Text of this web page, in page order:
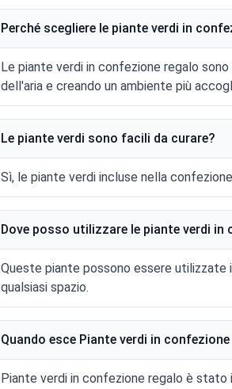
Perché scegliere le piante verdi in
Le piante verdi in confezione regalo
dell'aria e creando un ambiente più
Le piante verdi sono facili da curare?
Sì, le piante verdi incluse nella
Dove posso utilizzare le piante verdi in
Queste piante possono essere utilizzate
qualsiasi spazio.
Quando esce Piante verdi in
Piante verdi in confezione regalo è